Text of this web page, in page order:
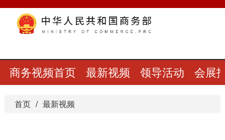
商务视频首页 最新视频 领导活动 会展
首页 最新视频